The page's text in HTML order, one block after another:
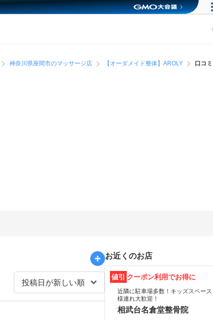
神奈川県座間市のマッサージ店 【オーダメイド整体】AROLY 口コミ
お近くのお店
値引 クーポン利用でお得に
近隣に駐車場多数！キッズスペー
様連れ大歓迎！
相武台名倉堂整骨院